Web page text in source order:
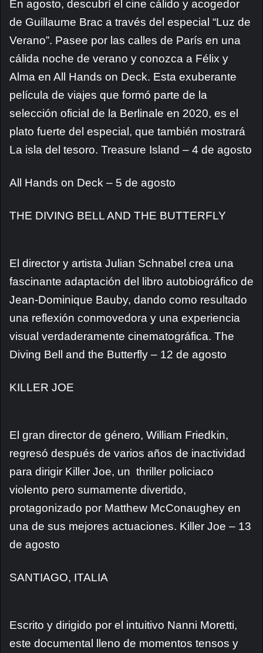
En agosto, descubrí el cine cálido y acogedor
de Guillaume Brac a través del especial “Luz de
Verano”. Pasee por las calles de París en una
cálida noche de verano y conozca a Félix y
Alma en All Hands on Deck. Esta exuberante
película de viajes que formó parte de la
selección oficial de la Berlinale en 2020, es el
plato fuerte del especial, que también mostrará
La isla del tesoro. Treasure Island – 4 de agosto
All Hands on Deck – 5 de agosto
THE DIVING BELL AND THE BUTTERFLY
El director y artista Julian Schnabel crea una
fascinante adaptación del libro autobiográfico de
Jean-Dominique Bauby, dando como resultado
una reflexión conmovedora y una experiencia
visual verdaderamente cinematográfica. The
Diving Bell and the Butterfly – 12 de agosto
KILLER JOE
El gran director de género, William Friedkin,
regresó después de varios años de inactividad
para dirigir Killer Joe, un thriller policiaco
violento pero sumamente divertido,
protagonizado por Matthew McConaughey en
una de sus mejores actuaciones. Killer Joe – 13
de agosto
SANTIAGO, ITALIA
Escrito y dirigido por el intuitivo Nanni Moretti,
este documental lleno de momentos tensos y